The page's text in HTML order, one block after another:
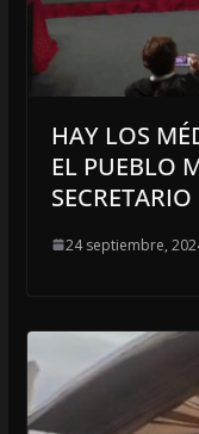
HAY LOS
EL PUEBLO
24 septiembre,